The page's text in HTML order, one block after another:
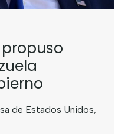
de Estados Unidos,